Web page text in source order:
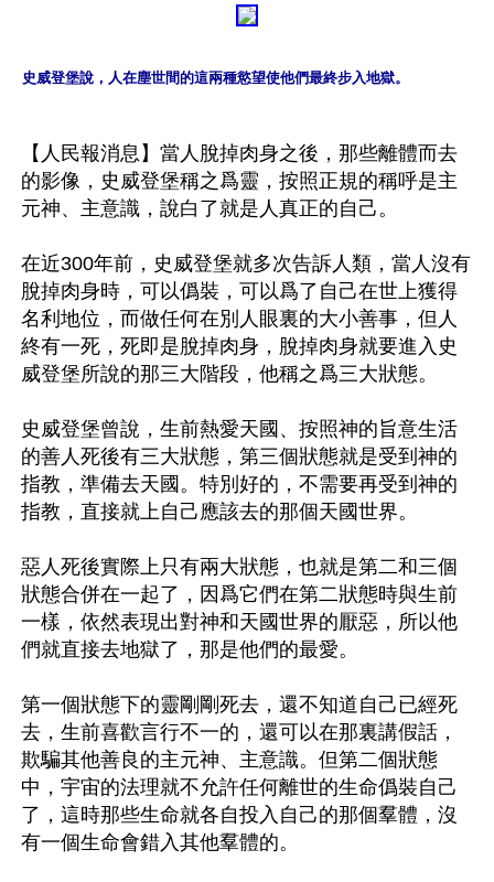
史威登堡說，人在塵世間的這兩種慾望使他們最終步入地獄。
【人民報消息】當人脫掉肉身之後，那些離體而去
的影像，史威登堡稱之爲靈，按照正規的稱呼是主
元神、主意識，說白了就是人真正的自己。
在近300年前，史威登堡就多次告訴人類，當人沒有
脫掉肉身時，可以僞裝，可以爲了自己在世上獲得
名利地位，而做任何在別人眼裏的大小善事，但人
終有一死，死即是脫掉肉身，脫掉肉身就要進入史
威登堡所說的那三大階段，他稱之爲三大狀態。
史威登堡曾說，生前熱愛天國、按照神的旨意生活
的善人死後有三大狀態，第三個狀態就是受到神的
指教，準備去天國。特別好的，不需要再受到神的
指教，直接就上自己應該去的那個天國世界。
惡人死後實際上只有兩大狀態，也就是第二和三個
狀態合併在一起了，因爲它們在第二狀態時與生前
一樣，依然表現出對神和天國世界的厭惡，所以他
們就直接去地獄了，那是他們的最愛。
第一個狀態下的靈剛剛死去，還不知道自己已經死
去，生前喜歡言行不一的，還可以在那裏講假話，
欺騙其他善良的主元神、主意識。但第二個狀態
中，宇宙的法理就不允許任何離世的生命僞裝自己
了，這時那些生命就各自投入自己的那個羣體，沒
有一個生命會錯入其他羣體的。